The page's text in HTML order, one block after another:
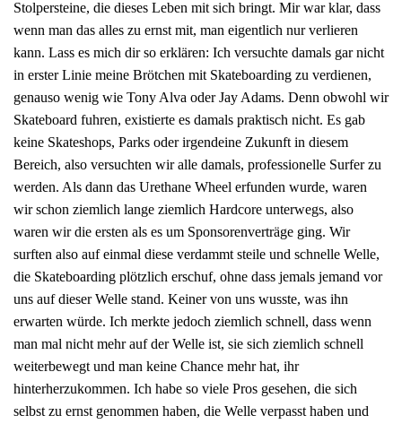
Stolpersteine, die dieses Leben mit sich bringt. Mir war klar, dass
wenn man das alles zu ernst mit, man eigentlich nur verlieren
kann. Lass es mich dir so erklären: Ich versuchte damals gar nicht
in erster Linie meine Brötchen mit Skateboarding zu verdienen,
genauso wenig wie Tony Alva oder Jay Adams. Denn obwohl wir
Skateboard fuhren, existierte es damals praktisch nicht. Es gab
keine Skateshops, Parks oder irgendeine Zukunft in diesem
Bereich, also versuchten wir alle damals, professionelle Surfer zu
werden. Als dann das Urethane Wheel erfunden wurde, waren
wir schon ziemlich lange ziemlich Hardcore unterwegs, also
waren wir die ersten als es um Sponsorenverträge ging. Wir
surften also auf einmal diese verdammt steile und schnelle Welle,
die Skateboarding plötzlich erschuf, ohne dass jemals jemand vor
uns auf dieser Welle stand. Keiner von uns wusste, was ihn
erwarten würde. Ich merkte jedoch ziemlich schnell, dass wenn
man mal nicht mehr auf der Welle ist, sie sich ziemlich schnell
weiterbewegt und man keine Chance mehr hat, ihr
hinterherzukommen. Ich habe so viele Pros gesehen, die sich
selbst zu ernst genommen haben, die Welle verpasst haben und